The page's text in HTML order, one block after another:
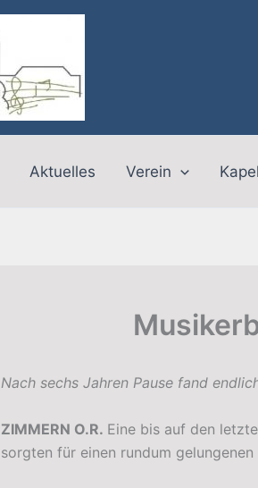
Aktuelles Verein
Nach sechs Jahren Pause fand
ZIMMERN O.R. Eine bis auf den
sorgten für einen rundum